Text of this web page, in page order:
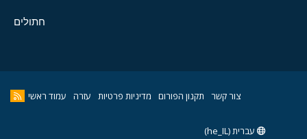
חתולים
צור קשר תקנון הפורום מדיניות פרטיות עזרה עמוד ראשי
עברית (he_IL)